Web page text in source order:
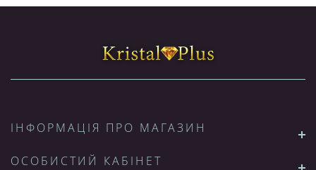
ІНФОРМАЦІЯ ПРО МАГАЗИН
ОСОБИСТИЙ КАБІНЕТ